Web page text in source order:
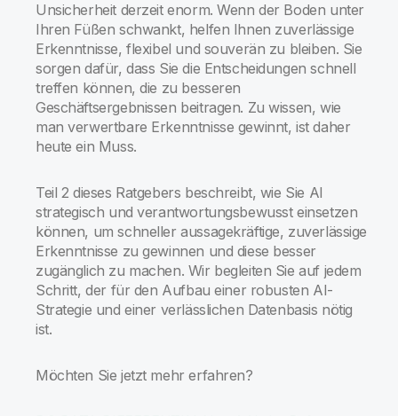
Unsicherheit derzeit enorm. Wenn der Boden unter
Ihren Füßen schwankt, helfen Ihnen zuverlässige
Erkenntnisse, flexibel und souverän zu bleiben. Sie
sorgen dafür, dass Sie die Entscheidungen schnell
treffen können, die zu besseren
Geschäftsergebnissen beitragen. Zu wissen, wie
man verwertbare Erkenntnisse gewinnt, ist daher
heute ein Muss.
Teil 2 dieses Ratgebers beschreibt, wie Sie AI
strategisch und verantwortungsbewusst einsetzen
können, um schneller aussagekräftige, zuverlässige
Erkenntnisse zu gewinnen und diese besser
zugänglich zu machen. Wir begleiten Sie auf jedem
Schritt, der für den Aufbau einer robusten AI-
Strategie und einer verlässlichen Datenbasis nötig
ist.
Möchten Sie jetzt mehr erfahren?